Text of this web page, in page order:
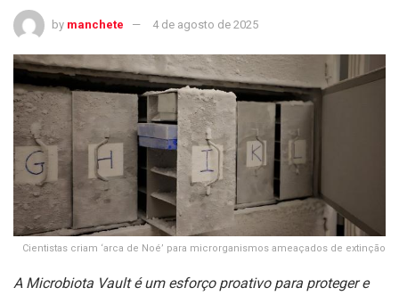
by manchete 4 de agosto de 2025
Cientistas criam ‘arca de Noé’ para microrganismos ameaçados de extinção
A Microbiota Vault é um esforço proativo para proteger e